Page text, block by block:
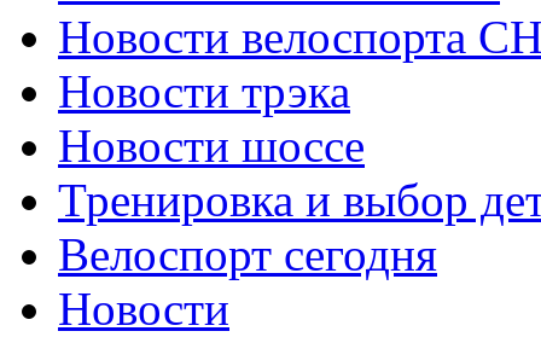
Новости велоспорта
Новости трэка
Новости шоссе
Тренировка и выбор
Велоспорт сегодня
Новости